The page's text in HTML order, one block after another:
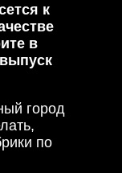
к
в
город
по